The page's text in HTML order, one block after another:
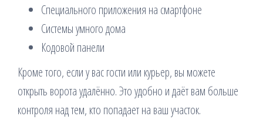
Специального приложения на смартфоне
Системы умного дома
Кодовой панели
Кроме того, если у вас гости или курьер, вы можете
открыть ворота удалённо. Это удобно и даёт вам больше
контроля над тем, кто попадает на ваш участок.